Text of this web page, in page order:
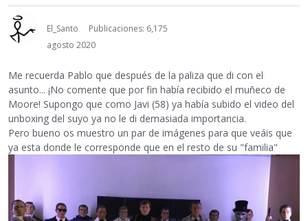
El_Santo
Publicaciones: 6,175
agosto 2020
Me recuerda Pablo que después de la paliza que di con el
asunto... ¡No comente que por fin había recibido el muñeco de
Moore! Supongo que como Javi (58) ya había subido el video del
unboxing del suyo ya no le di demasiada importancia.
Pero bueno os muestro un par de imágenes para que veáis que
ya esta donde le corresponde que en el resto de su "familia"